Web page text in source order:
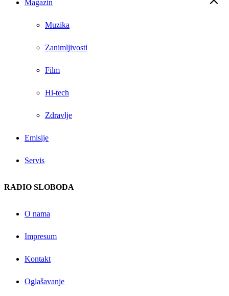
Magazin
Muzika
Zanimljivosti
Film
Hi-tech
Zdravlje
Emisije
Servis
RADIO SLOBODA
O nama
Impresum
Kontakt
Oglašavanje